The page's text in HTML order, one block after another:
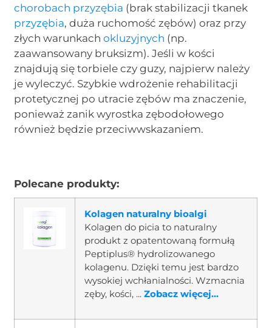
chorobach przyzębia (brak stabilizacji tkanek
przyzębia, duża ruchomość zębów) oraz przy
złych warunkachokluzyjnych (np.
zaawansowany bruksizm). Jeśli w kości
znajdują się torbiele czy guzy, najpierw należy
je wyleczyć. Szybkie wdrożenie rehabilitacji
protetycznej po utracie zębów ma znaczenie,
ponieważ zanik wyrostka zębodołowego
również będzie przeciwwskazaniem.
Polecane produkty:
Kolagen naturalny bioalgi
Kolagen do picia to naturalny
produkt z opatentowaną formułą
Peptiplus® hydrolizowanego
kolagenu. Dzięki temu jest bardzo
wysokiej wchłanialności. Wzmacnia
zęby, kości, ...Zobacz więcej...